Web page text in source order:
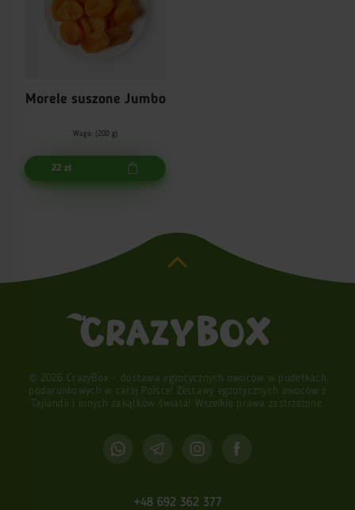
Morele suszone Jumbo
Waga: (200 g)
22 zł
© 2026 CrazyBox - dostawa egzotycznych owoców w pudełkach
podarunkowych w całej Polsce! Zestawy egzotycznych owoców z
Tajlandii i innych zakątków świata! Wszelkie prawa zastrzeżone.
+48 692 362 377